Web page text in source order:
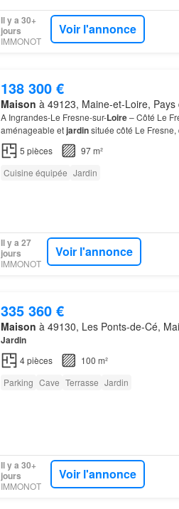
Il y a 30+
jours
IMMONOT
Voir l'annonce
138 300 €
Maison à 49123, Maine-et-Loire, Pays
A Ingrandes-Le Fresne-sur-Loire– Côté Le
aménageable etjardinsituée côté Le Fresne,
l'extérieur, vous profiterez d'un
5 pièces
97 m²
Cuisine équipée Jardin
Il y a 27
jours
IMMONOT
Voir l'annonce
335 360 €
Maison à 49130, Les Ponts-de-Cé,
Jardin
4pièces
100 m²
Parking Cave Terrasse Jardin
Il y a 30+
jours
IMMONOT
Voir l'annonce